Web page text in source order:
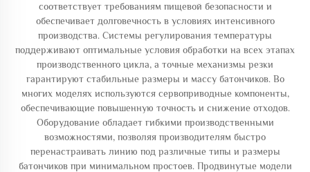
соответствует требованиям пищевой безопасности и
обеспечивает долговечность в условиях интенсивного
производства. Системы регулирования температуры
поддерживают оптимальные условия обработки на всех этапах
производственного цикла, а точные механизмы резки
гарантируют стабильные размеры и массу батончиков. Во
многих моделях используются сервоприводные компоненты,
обеспечивающие повышенную точность и снижение отходов.
Оборудование обладает гибкими производственными
возможностями, позволяя производителям быстро
перенастраивать линию под различные типы и размеры
батончиков при минимальном простоев. Продвинутые модели